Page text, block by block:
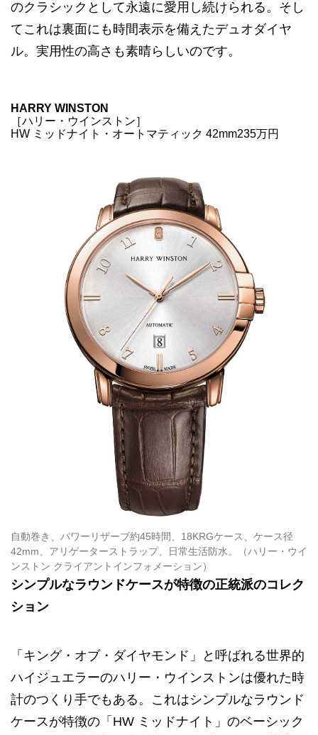
のクラシックとして永遠に愛用し続けられる。そし
てこれは裏面にも時間表示を備えたデュオダイヤ
ル。実用性の高さも素晴らしいのです。
HARRY WINSTON
［ハリー・ウインストン］
HW ミッドナイト・オートマティック 42mm235万円
自動巻き、パワーリザーブ約45時間、18KRGケース、ケース径
42mm、アリゲーターストラップ、日常生活防水。（ハリー・ウイ
ンストン クライアントインフォメーション）
シンプルなラウンドケースが特徴の正統派のコレク
ション
「キング・オブ・ダイヤモンド」と呼ばれる世界的
ハイジュエラーのハリー・ウインストンは優れた時
計のつくり手でもある。これはシンプルなラウンド
ケースが特徴の「HW ミッドナイト」のベーシック